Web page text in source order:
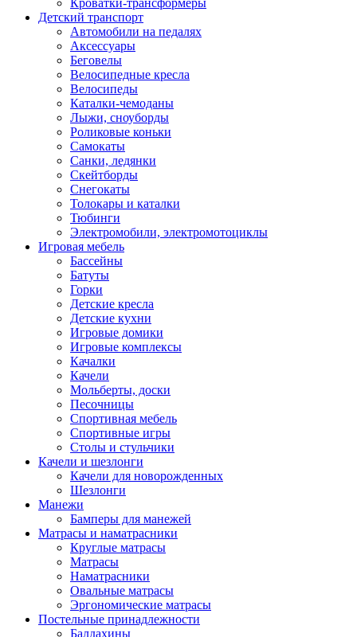
Кроватки-трансформеры
Детский транспорт
Автомобили на педалях
Аксессуары
Беговелы
Велосипедные кресла
Велосипеды
Каталки-чемоданы
Лыжи, сноуборды
Роликовые коньки
Самокаты
Санки, ледянки
Скейтборды
Снегокаты
Толокары и каталки
Тюбинги
Электромобили, электромотоциклы
Игровая мебель
Бассейны
Батуты
Горки
Детские кресла
Детские кухни
Игровые домики
Игровые комплексы
Качалки
Качели
Мольберты, доски
Песочницы
Спортивная мебель
Спортивные игры
Столы и стульчики
Качели и шезлонги
Качели для новорожденных
Шезлонги
Манежи
Бамперы для манежей
Матрасы и наматрасники
Круглые матрасы
Матрасы
Наматрасники
Овальные матрасы
Эргономические матрасы
Постельные принадлежности
Балдахины